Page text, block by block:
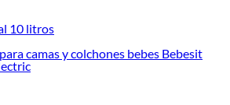
10 litros
camas y colchones bebes Bebesit